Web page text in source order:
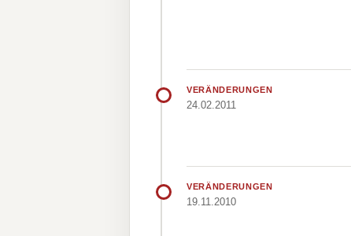
VERÄNDERUNGEN
24.02.2011
VERÄNDERUNGEN
19.11.2010